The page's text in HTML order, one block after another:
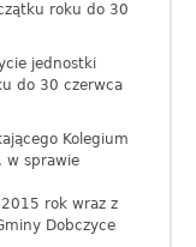
roku do 30
jednostki
do 30 czerwca
Kolegium
w sprawie
rok wraz z
Dobczyce